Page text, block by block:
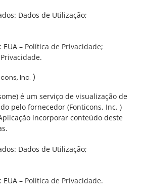
Dados de Utilização;
– Política de Privacidade;
.
Inc. )
é um serviço de visualização de
pelo fornecedor (Fonticons, Inc. )
incorporar conteúdo deste
Dados de Utilização;
– Política de Privacidade.